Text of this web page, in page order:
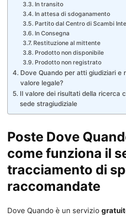
In transito
In attesa di sdoganamento
Partito dal Centro di Scambi
In Consegna
Restituzione al mittente
Prodotto non disponibile
Prodotto non registrato
Dove Quando per atti giudiziari e
valore legale?
Il valore dei risultati della ricerca
sede stragiudiziale
Poste Dove
come funziona il
tracciamento di
raccomandate
Dove Quando è un servizio